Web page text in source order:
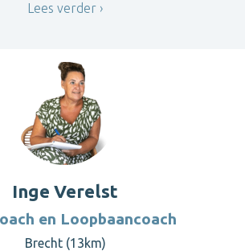
Lees verder
Inge Verelst
en Loopbaancoach
Brecht (13km)